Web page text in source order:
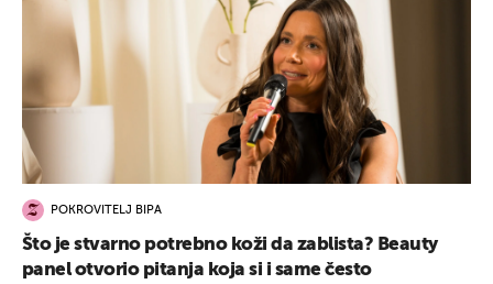
POKROVITELJ BIPA
Što je stvarno potrebno koži da zablista? Beauty
panel otvorio pitanja koja si i same često